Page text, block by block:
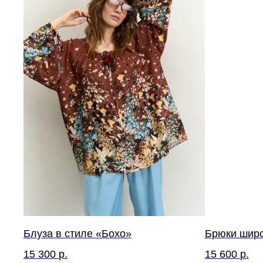
Блуза в стиле «Бохо»
15 300 р.
Брюки
15 600 р.